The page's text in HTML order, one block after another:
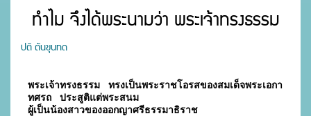
ทำไม จึงได้พระนามว่า พระเจ้าทรงธรรม
ปติ ตันขุนทด
พระเจ้าทรงธรรม   ทรงเป็นพระราชโอรสของสมเด็จพระเอกา
ทศรถ   ประสูติแต่พระสนม
ผู้เป็นน้องสาวของออกญาศรีธรรมาธิราช